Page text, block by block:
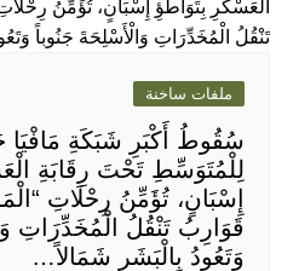
ملفات ساخنة
سُقُوطُ أَكْبَرِ شَبَكَةِ مَافْيَا
لِلْمُتَوَسِّطِ تَحْتَ رِقَابَةِ
إِسْبَانٍ، تُؤَمِّنُ رِحْلَاتِ
قَوَارِبُ تَنْقُلُ الْمُخَدِّرَاتِ
وَتَعُودُ بِالْبَشَرِ شَمَالاً…